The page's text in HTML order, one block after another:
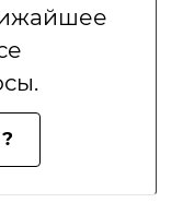
?